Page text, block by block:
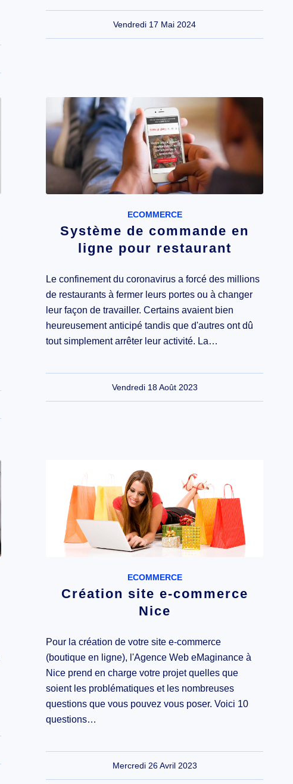
Vendredi 17 Mai 2024
ECOMMERCE
Système de commande en
ligne pour restaurant
Le confinement du coronavirus a forcé des millions
de restaurants à fermer leurs portes ou à changer
leur façon de travailler. Certains avaient bien
heureusement anticipé tandis que d'autres ont dû
tout simplement arrêter leur activité. La…
Vendredi 18 Août 2023
ECOMMERCE
Création site e-commerce
Nice
Pour la création de votre site e-commerce
(boutique en ligne), l'Agence Web eMaginance à
Nice prend en charge votre projet quelles que
soient les problématiques et les nombreuses
questions que vous pouvez vous poser. Voici 10
questions…
Mercredi 26 Avril 2023